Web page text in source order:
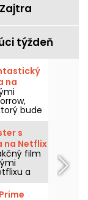
Zajtra
týždeň
na
bude
2026.
s
na Netflix
film
a